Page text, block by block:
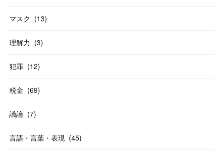
マスク (13)
理解力 (3)
犯罪 (12)
税金 (69)
議論 (7)
言語・言葉・表現 (45)